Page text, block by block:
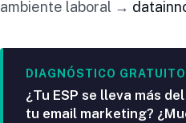
ambiente laboral →
DIAGNÓSTICO
¿Tu ESP se lleva más
tu email marketing?